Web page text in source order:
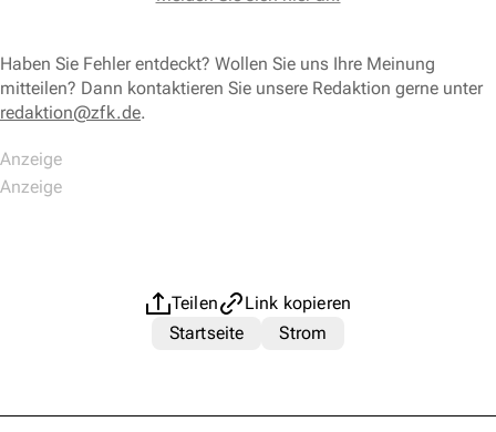
Haben Sie Fehler entdeckt? Wollen Sie uns Ihre Meinung
mitteilen? Dann kontaktieren Sie unsere Redaktion gerne unter
redaktion@zfk.de.
Teilen
Link kopieren
Startseite
Strom